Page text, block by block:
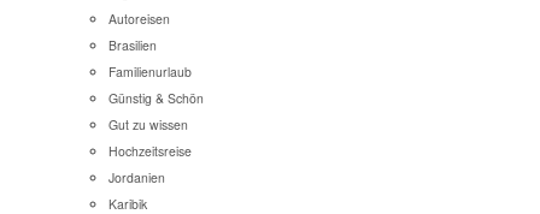
Autoreisen
Brasilien
Familienurlaub
Günstig & Schön
Gut zu wissen
Hochzeitsreise
Jordanien
Karibik